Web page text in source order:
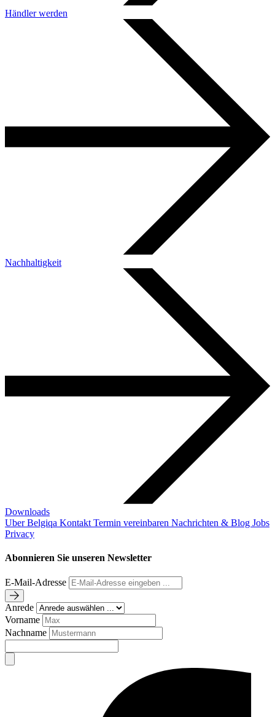
Händler werden
Nachhaltigkeit
Downloads
Uber Belgiqa Kontakt Termin vereinbaren Nachrichten & Blog Jobs
Privacy
Abonnieren Sie unseren Newsletter
E-Mail-Adresse
Anrede
Vorname
Nachname